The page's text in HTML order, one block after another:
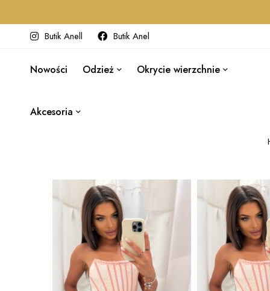
Butik Anell Butik Anel
Nowości Odzież Okrycie wierzchnie
Akcesoria